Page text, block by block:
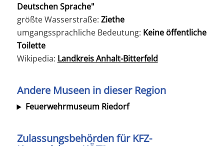
Deutschen Sprache"
größte Wasserstraße: Ziethe
umgangssprachliche Bedeutung: Keine öffentliche
Toilette
Wikipedia: Landkreis Anhalt-Bitterfeld
Andere Museen in dieser Region
Feuerwehrmuseum Riedorf
Zulassungsbehörden für KFZ-